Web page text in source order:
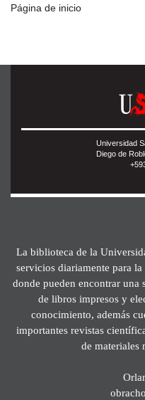
Página de inicio
Universidad
Diego de
La biblioteca de la
servicios diariamente para
donde pueden encontrar una
de libros impresos y
conocimiento, además
importantes revistas
de materiales